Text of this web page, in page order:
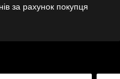
за рахунок покупця